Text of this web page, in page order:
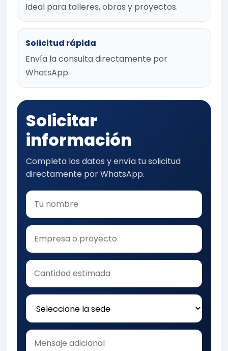
Ideal para talleres, obras y proyectos.
Solicitud rápida
Envía la consulta directamente por
WhatsApp.
Solicitar
información
Completa los datos y envía tu solicitud
directamente por WhatsApp.